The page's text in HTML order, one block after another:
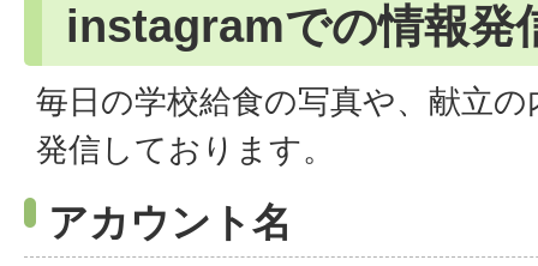
instagramでの情報発
毎日の学校給食の写真や、献立
発信しております。
アカウント名